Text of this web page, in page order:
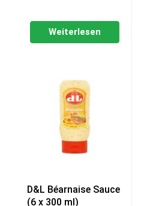
Weiterlesen
D&L Béarnaise Sauce
(6 x 300 ml)